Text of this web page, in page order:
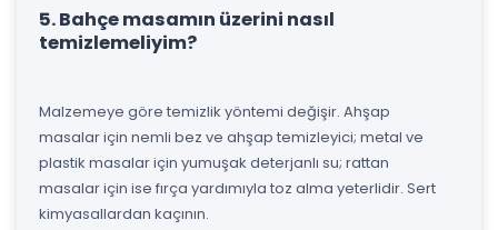
5. Bahçe masamın üzerini nasıl
temizlemeliyim?
Malzemeye göre temizlik yöntemi değişir. Ahşap
masalar için nemli bez ve ahşap temizleyici; metal ve
plastik masalar için yumuşak deterjanlı su; rattan
masalar için ise fırça yardımıyla toz alma yeterlidir. Sert
kimyasallardan kaçının.